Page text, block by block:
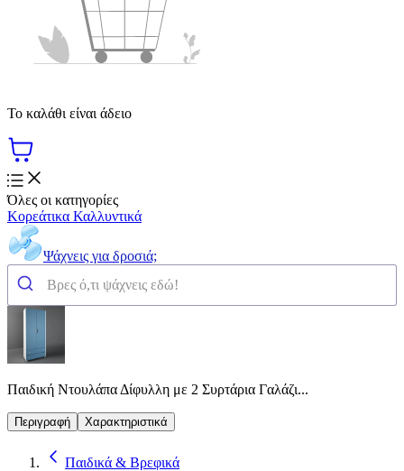
Το καλάθι είναι άδειο
Όλες οι κατηγορίες
Κορεάτικα Καλλυντικά
Ψάχνεις για δροσιά;
Παιδική Ντουλάπα Δίφυλλη με 2 Συρτάρια Γαλάζι...
Περιγραφή Χαρακτηριστικά
Παιδικά & Βρεφικά